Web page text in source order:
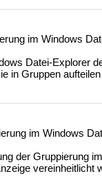
im Windows
Datei-Explorer
in Gruppen
im Windows
der Gruppierung